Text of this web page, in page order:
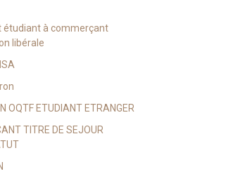
étudiant à commerçant
libérale
OQTF ETUDIANT ETRANGER
TITRE DE SEJOUR